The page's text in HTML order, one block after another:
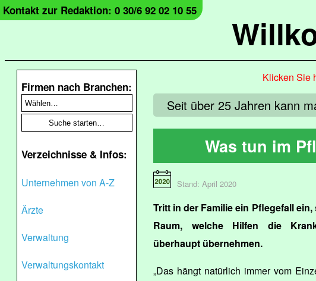
Kontakt zur Redaktion: 0 30/6 92 02 10 55
Firmen nach Branchen:
Verzeichnisse & Infos:
Unternehmen von A-Z
Ärzte
Verwaltung
Verwaltungskontakt
Klicken Sie
Seit über 25 Jahren kann
Was tun im
Stand: April 2020
Tritt in der Familie ein Pflegefall
Raum, welche Hilfen die
überhaupt übernehmen.
„Das hängt natürlich immer vom